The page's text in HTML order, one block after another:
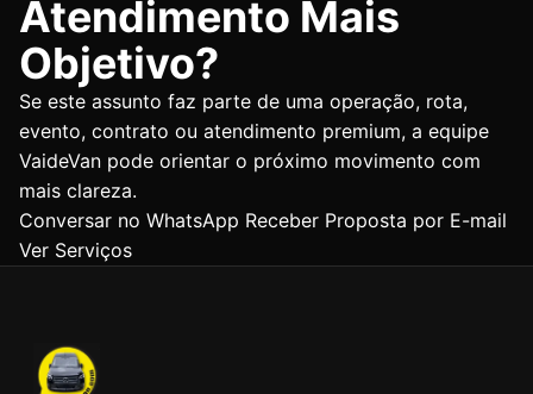
Atendimento Mais
Objetivo?
Se este assunto faz parte de uma operação, rota,
evento, contrato ou atendimento premium, a equipe
VaideVan pode orientar o próximo movimento com
mais clareza.
Conversar no WhatsApp Receber Proposta por E-mail
Ver Serviços